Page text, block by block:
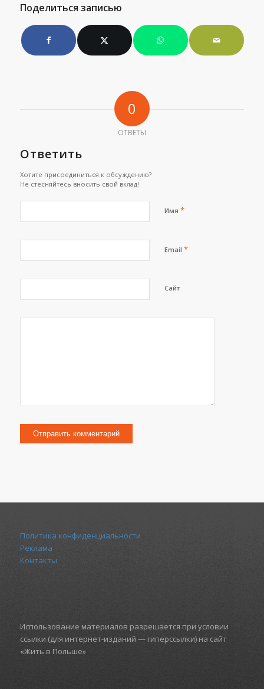
Поделиться записью
0
ОТВЕТЫ
Ответить
Хотите присоединиться к обсуждению?
Не стесняйтесь вносить свой вклад!
Имя *
Email *
Сайт
Политика конфиденциальности
Реклама
Контакты
Использование материалов разрешается при условии
ссылки (для интернет-изданий — гиперссылки) на сайт
«Жить в Польше»